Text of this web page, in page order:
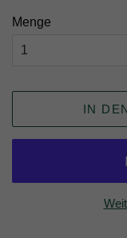
Menge
IN